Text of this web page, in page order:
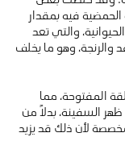
فيه بمقدار
والتي تعد
والرنجة، وهو ما يخلف
المفتوحة، مما
السفينة، بدلاً من
لأن ذلك قد يزيد